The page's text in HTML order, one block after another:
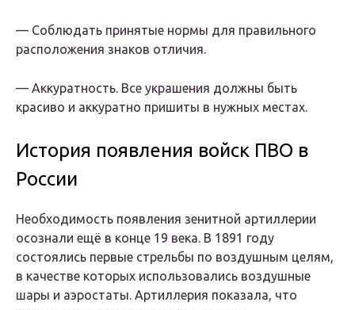
— Соблюдать принятые нормы для правильного
расположения знаков отличия.
— Аккуратность. Все украшения должны быть
красиво и аккуратно пришиты в нужных местах.
История появления войск ПВО в
России
Необходимость появления зенитной артиллерии
осознали ещё в конце 19 века. В 1891 году
состоялись первые стрельбы по воздушным целям,
в качестве которых использовались воздушные
шары и аэростаты. Артиллерия показала, что